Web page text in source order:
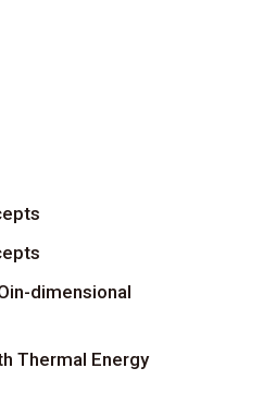
dimensional
Thermal Energy